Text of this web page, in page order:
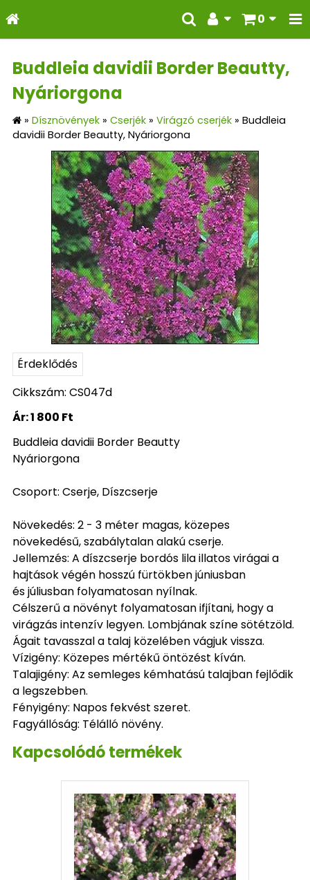
0
Buddleia davidii Border Beautty,
Nyáriorgona
» Dísznövények » Cserjék » Virágzó cserjék » Buddleia
davidii Border Beautty, Nyáriorgona
Érdeklődés
Cikkszám: CS047d
Ár:1 800 Ft
Buddleia davidii Border Beautty
Nyáriorgona
Csoport: Cserje, Díszcserje
Növekedés: 2 - 3 méter magas, közepes
növekedésű, szabálytalan alakú cserje.
Jellemzés: A díszcserje bordós lila illatos virágai a
hajtások végén hosszú fürtökben júniusban
és júliusban folyamatosan nyílnak.
Célszerű a növényt folyamatosan ifjítani, hogy a
virágzás intenzív legyen. Lombjának színe sötétzöld.
Ágait tavasszal a talaj közelében vágjuk vissza.
Vízigény: Közepes mértékű öntözést kíván.
Talajigény: Az semleges kémhatású talajban fejlődik
a legszebben.
Fényigény: Napos fekvést szeret.
Fagyállóság: Télálló növény.
Kapcsolódó termékek